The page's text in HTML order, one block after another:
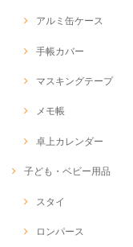
アルミ缶ケース
手帳カバー
マスキングテープ
メモ帳
卓上カレンダー
子ども・ベビー用品
スタイ
ロンパース